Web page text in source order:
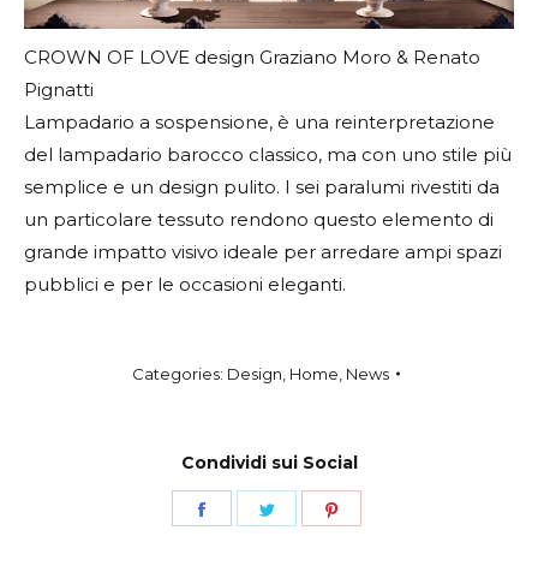
CROWN OF LOVE design Graziano Moro & Renato
Pignatti
Lampadario a sospensione, è una reinterpretazione
del lampadario barocco classico, ma con uno stile più
semplice e un design pulito. I sei paralumi rivestiti da
un particolare tessuto rendono questo elemento di
grande impatto visivo ideale per arredare ampi spazi
pubblici e per le occasioni eleganti.
Categories: Design Home News
Condividi sui Social
Share
Share